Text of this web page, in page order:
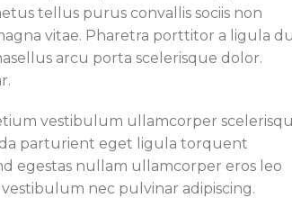
tellus purus convallis sociis non
vitae. Pharetra porttitor a ligula
arcu porta scelerisque dolor.
vestibulum ullamcorper
parturient eget ligula torquent
egestas nullam ullamcorper eros leo
nec pulvinar adipiscing.